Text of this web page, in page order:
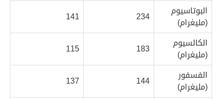
البوتاسيوم
(مليغرام) 234
141
الكالسيوم
(مليغرام) 183
115
الفسفور
(مليغرام) 144
137